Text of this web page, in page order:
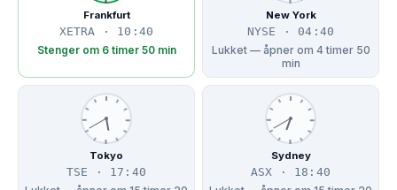
Frankfurt
XETRA · 10:40
Stenger om 6 timer 50 min
New York
NYSE · 04:40
Lukket — åpner om 4 timer 50
min
Tokyo
TSE · 17:40
Sydney
ASX · 18:40